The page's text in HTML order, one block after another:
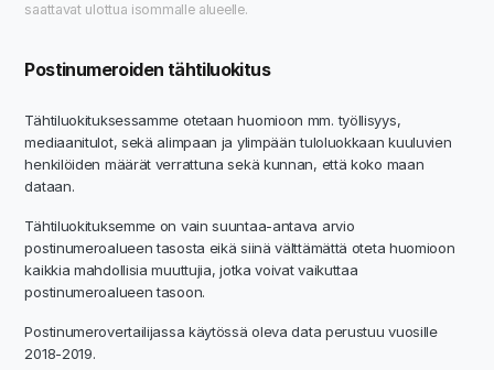
saattavat ulottua isommalle alueelle.
Postinumeroiden tähtiluokitus
Tähtiluokituksessamme otetaan huomioon mm. työllisyys,
mediaanitulot, sekä alimpaan ja ylimpään tuloluokkaan kuuluvien
henkilöiden määrät verrattuna sekä kunnan, että koko maan
dataan.
Tähtiluokituksemme on vain suuntaa-antava arvio
postinumeroalueen tasosta eikä siinä välttämättä oteta huomioon
kaikkia mahdollisia muuttujia, jotka voivat vaikuttaa
postinumeroalueen tasoon.
Postinumerovertailijassa käytössä oleva data perustuu vuosille
2018-2019.